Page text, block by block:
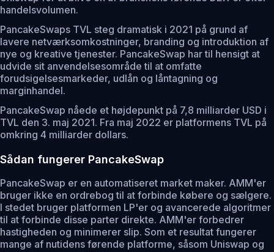
handelsvolumen.
PancakeSwaps TVL steg dramatisk i 2021 på grund af
lavere netværksomkostninger, branding og introduktion af
nye og kreative tjenester. PancakeSwap har til hensigt at
udvide sit anvendelsesområde til at omfatte
forudsigelsesmarkeder, udlån og låntagning og
marginhandel.
PancakeSwap nåede et højdepunkt på 7,8 milliarder USD i
TVL den 3. maj 2021. Fra maj 2022 er platformens TVL på
omkring 4 milliarder dollars.
Sådan fungerer PancakeSwap
PancakeSwap er en automatiseret market maker. AMM'er
bruger ikke en ordrebog til at forbinde købere og sælgere.
I stedet bruger platformen LP'er og avancerede algoritmer
til at forbinde disse parter direkte. AMM'er forbedrer
hastigheden og minimerer slip. Som et resultat fungerer
mange af nutidens førende platforme, såsom Uniswap og